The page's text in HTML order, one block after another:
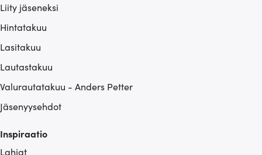
Liity jäseneksi
Hintatakuu
Lasitakuu
Lautastakuu
Valurautatakuu - Anders Petter
Jäsenyysehdot
Inspiraatio
Lahjat